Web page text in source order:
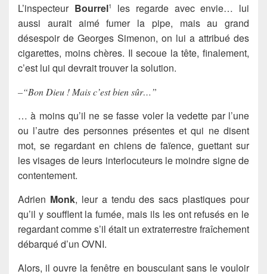
L’inspecteur Bourrel1
les regarde avec envie… lui
aussi aurait aimé fumer la pipe, mais au grand
désespoir de Georges Simenon, on lui a attribué des
cigarettes, moins chères. Il secoue la tête, finalement,
c’est lui qui devrait trouver la solution.
–“Bon Dieu ! Mais c’est bien sûr…”
… à moins qu’il ne se fasse voler la vedette par l’une
ou l’autre des personnes présentes et qui ne disent
mot, se regardant en chiens de faïence, guettant sur
les visages de leurs interlocuteurs le moindre signe de
contentement.
Adrien Monk, leur a tendu des sacs plastiques pour
qu’il y soufflent la fumée, mais ils les ont refusés en le
regardant comme s’il était un extraterrestre fraîchement
débarqué d’un OVNI.
Alors, il ouvre la fenêtre en bousculant sans le vouloir